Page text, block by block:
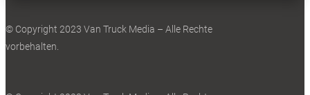
© Copyright 2023 Van Truck Media – Alle Rechte
vorbehalten.